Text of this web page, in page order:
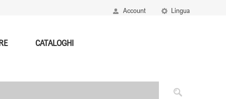
Lingua
Account
CATALOGHI